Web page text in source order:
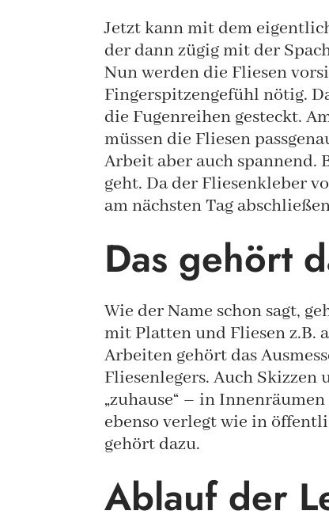
Jetzt kann mit dem
der dann zügig mit der
Nun werden die Fliesen
Fingerspitzengefühl nötig.
die Fugenreihen gesteckt.
müssen die Fliesen
Arbeit aber auch spannend.
geht. Da der Fliesenkleber
am nächsten Tag
Das gehört
Wie der Name schon sagt,
mit Platten und Fliesen z.B.
Arbeiten gehört das
Fliesenlegers. Auch
„zuhause“ – in
ebenso verlegt wie in
gehört dazu.
Ablauf der